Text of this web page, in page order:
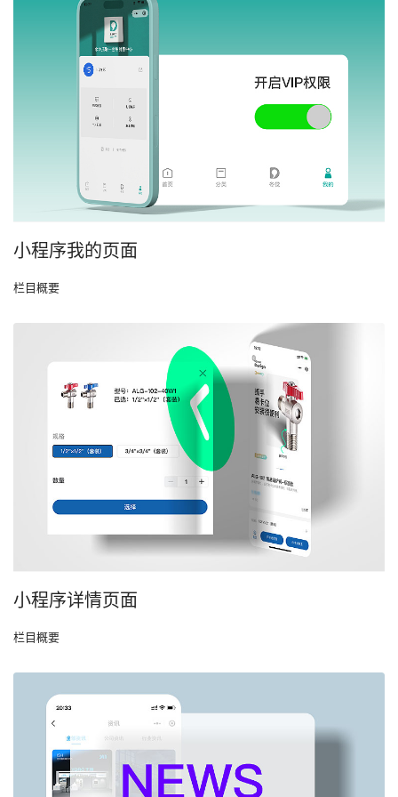
小程序我的页面
栏目概要
小程序详情页面
栏目概要